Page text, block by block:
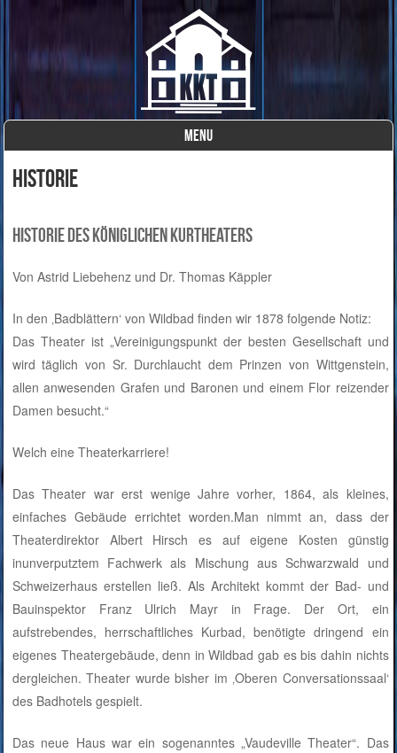
MENU
Historie
Historie des Königlichen Kurtheaters
Von Astrid Liebehenz und Dr. Thomas Käppler
In den ‚Badblättern‘ von Wildbad finden wir 1878 folgende Notiz:
Das Theater ist „Vereinigungspunkt der besten Gesellschaft und
wird täglich von Sr. Durchlaucht dem Prinzen von Wittgenstein,
allen anwesenden Grafen und Baronen und einem Flor reizender
Damen besucht.“
Welch eine Theaterkarriere!
Das Theater war erst wenige Jahre vorher, 1864, als kleines,
einfaches Gebäude errichtet worden.Man nimmt an, dass der
Theaterdirektor Albert Hirsch es auf eigene Kosten günstig
inunverputztem Fachwerk als Mischung aus Schwarzwald und
Schweizerhaus erstellen ließ. Als Architekt kommt der Bad- und
Bauinspektor Franz Ulrich Mayr in Frage. Der Ort, ein
aufstrebendes, herrschaftliches Kurbad, benötigte dringend ein
eigenes Theatergebäude, denn in Wildbad gab es bis dahin nichts
dergleichen. Theater wurde bisher im ‚Oberen Conversationssaal‘
des Badhotels gespielt.
Das neue Haus war ein sogenanntes „Vaudeville Theater“. Das